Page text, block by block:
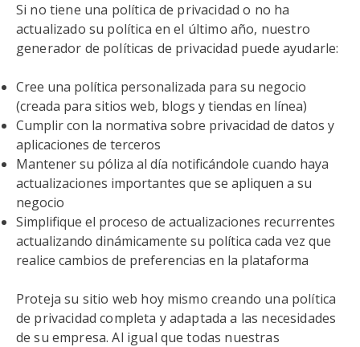
Si no tiene una política de privacidad o no ha
actualizado su política en el último año, nuestro
generador de políticas de privacidad puede ayudarle:
Cree una política personalizada para su negocio
(creada para sitios web, blogs y tiendas en línea)
Cumplir con la normativa sobre privacidad de datos y
aplicaciones de terceros
Mantener su póliza al día notificándole cuando haya
actualizaciones importantes que se apliquen a su
negocio
Simplifique el proceso de actualizaciones recurrentes
actualizando dinámicamente su política cada vez que
realice cambios de preferencias en la plataforma
Proteja su sitio web hoy mismo creando una política
de privacidad completa y adaptada a las necesidades
de su empresa. Al igual que todas nuestras